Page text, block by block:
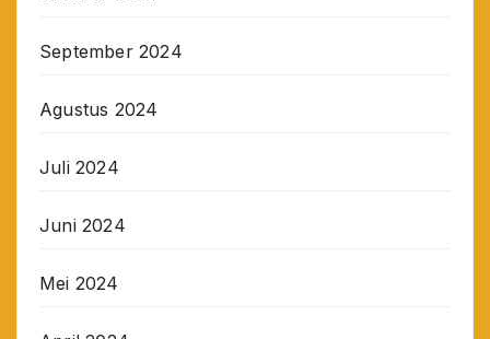
September 2024
Agustus 2024
Juli 2024
Juni 2024
Mei 2024